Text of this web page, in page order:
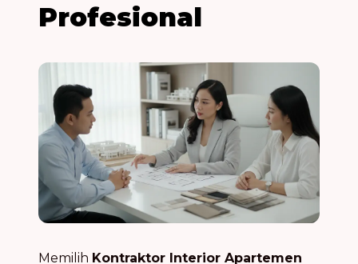
Profesional
Memilih Kontraktor Interior Apartemen